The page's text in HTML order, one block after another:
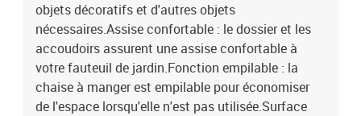
objets décoratifs et d'autres objets
nécessaires.Assise confortable : le dossier et les
accoudoirs assurent une assise confortable à
votre fauteuil de jardin.Fonction empilable : la
chaise à manger est empilable pour économiser
de l'espace lorsqu'elle n'est pas utilisée.Surface